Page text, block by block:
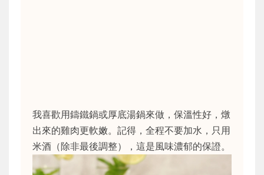
我喜歡用鑄鐵鍋或厚底湯鍋來做，保溫性好，燉
出來的雞肉更軟嫩。記得，全程不要加水，只用
米酒（除非最後調整），這是風味濃郁的保證。